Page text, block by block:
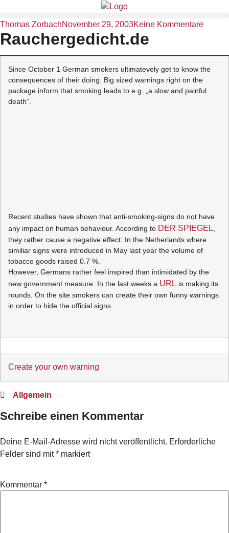
Thomas ZorbachNovember 29, 2003Keine Kommentare
Rauchergedicht.de
Since October 1 German smokers ultimatevely get to know the
consequences of their doing. Big sized warnings right on the
package inform that smoking leads to e.g. „a slow and painful
death“.
Recent studies have shown that anti-smoking-signs do not have
any impact on human behaviour. According to DER SPIEGEL
they rather cause a negative effect: In the Netherlands where
similiar signs were introduced in May last year the volume of
tobacco goods raised 0.7 %.
However, Germans rather feel inspired than intimidated by the
new government measure: In the last weeks a URL is making its
rounds. On the site smokers can create their own funny warnings
in order to hide the official signs.
Create your own warning
Allgemein
Schreibe einen Kommentar
Deine E-Mail-Adresse wird nicht veröffentlicht. Erforderliche
Felder sind mit* markiert
Kommentar *